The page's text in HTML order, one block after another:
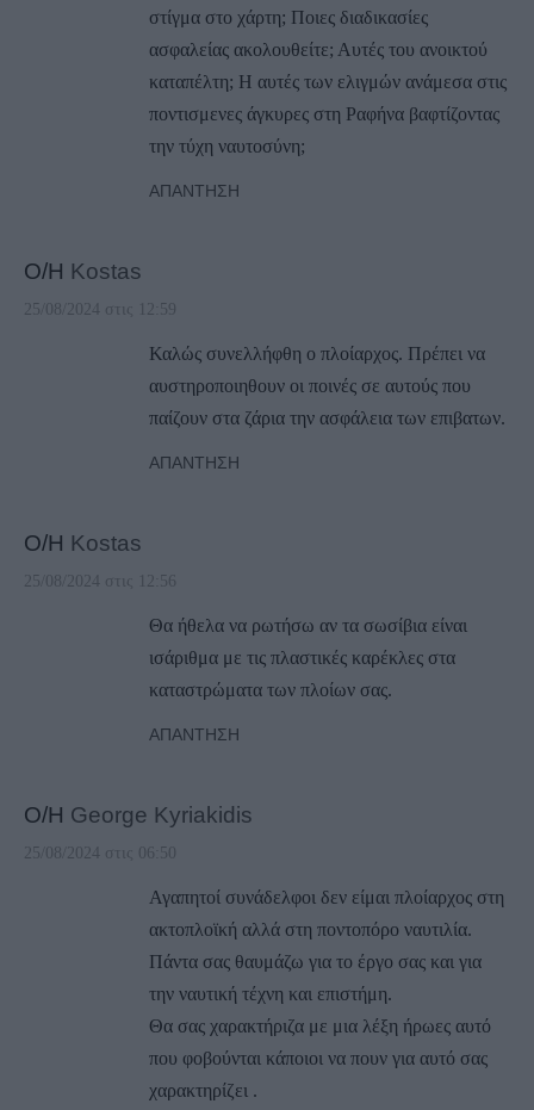
στίγμα στο χάρτη; Ποιες διαδικασίες
ασφαλείας ακολουθείτε; Αυτές του ανοικτού
καταπέλτη; Η αυτές των ελιγμών ανάμεσα στις
ποντισμενες άγκυρες στη Ραφήνα βαφτίζοντας
την τύχη ναυτοσύνη;
ΑΠΆΝΤΗΣΗ
Ο/Η Kostas
25/08/2024 στις 12:59
Καλώς συνελλήφθη ο πλοίαρχος. Πρέπει να
αυστηροποιηθουν οι ποινές σε αυτούς που
παίζουν στα ζάρια την ασφάλεια των επιβατων.
ΑΠΆΝΤΗΣΗ
Ο/Η Kostas
25/08/2024 στις 12:56
Θα ήθελα να ρωτήσω αν τα σωσίβια είναι
ισάριθμα με τις πλαστικές καρέκλες στα
καταστρώματα των πλοίων σας.
ΑΠΆΝΤΗΣΗ
Ο/Η George Kyriakidis
25/08/2024 στις 06:50
Αγαπητοί συνάδελφοι δεν είμαι πλοίαρχος στη
ακτοπλοϊκή αλλά στη ποντοπόρο ναυτιλία.
Πάντα σας θαυμάζω για το έργο σας και για
την ναυτική τέχνη και επιστήμη.
Θα σας χαρακτήριζα με μια λέξη ήρωες αυτό
που φοβούνται κάποιοι να πουν για αυτό σας
χαρακτηρίζει .